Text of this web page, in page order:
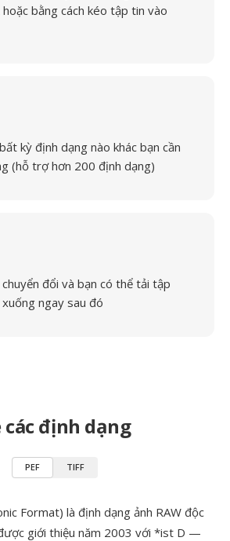
bằng cách kéo tập tin vào
kỳ định dạng nào khác bạn cần
(hỗ trợ hơn 200 định dạng)
đổi và bạn có thể tải tập
ngay sau đó
các định dạng
PEF TIFF
Format) là định dạng ảnh RAW độc
giới thiệu năm 2003 với *ist D —